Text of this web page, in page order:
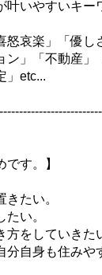
叶いやすいキー
怒哀楽」「優
ン」「不動産」
」etc...
です。】
きたい。
たい。
方をしていきた
分自身も住みや